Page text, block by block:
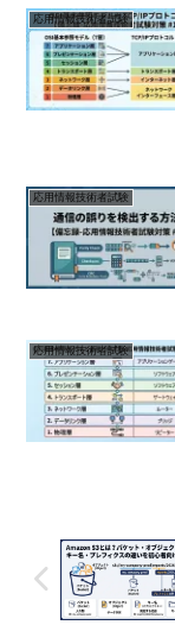
応用情報技術者試験
応用情報技術者試験
応用情報技術者試験